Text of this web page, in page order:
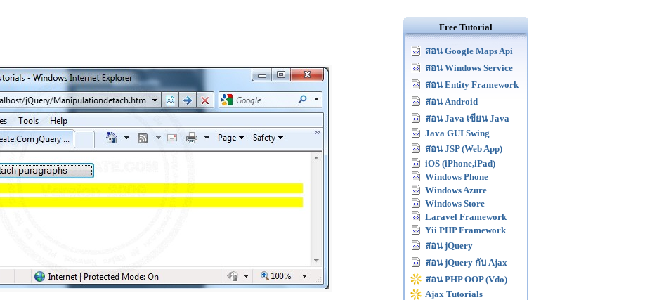
Free Tutorial
สอน Google Maps Api
สอน Windows Service
สอน Entity Framework
สอน Android
สอน Java เขียน Java
Java GUI Swing
สอน JSP (Web App)
iOS (iPhone,iPad)
Windows Phone
Windows Azure
Windows Store
Laravel Framework
Yii PHP Framework
สอน jQuery
สอน jQuery กับ Ajax
สอน PHP OOP (Vdo)
Ajax Tutorials